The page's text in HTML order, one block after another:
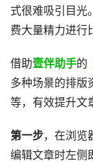
式很难吸引目光
费大量精力进行
借助壹伴助手的
多种场景的排版
等，有效提升文
第一步，在浏览
编辑文章时左侧